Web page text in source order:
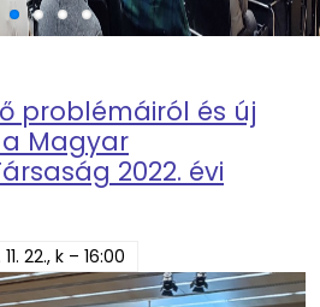
problémáiról és új
Magyar
2022. évi
22., k – 16:00